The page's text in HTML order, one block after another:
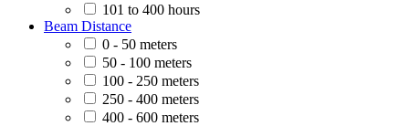
101 to 400 hours
Beam Distance
0 - 50 meters
50 - 100 meters
100 - 250 meters
250 - 400 meters
400 - 600 meters